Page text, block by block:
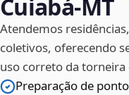
Cuiabá‑MT
Atendemos
coletivos, oferecendo
uso correto da torneira
Preparação de